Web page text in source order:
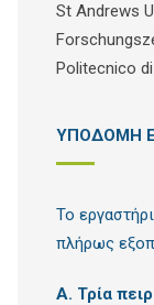
St Andrews
Politecnico
ΥΠΟΔΟΜΗ
Το
πλήρως
A. Τρία